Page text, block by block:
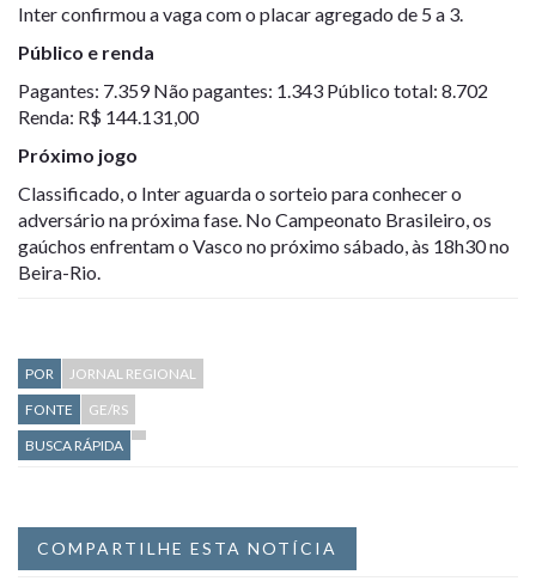
Inter confirmou a vaga com o placar agregado de 5 a 3.
Público e renda
Pagantes: 7.359 Não pagantes: 1.343 Público total: 8.702
Renda: R$ 144.131,00
Próximo jogo
Classificado, o Inter aguarda o sorteio para conhecer o
adversário na próxima fase. No Campeonato Brasileiro, os
gaúchos enfrentam o Vasco no próximo sábado, às 18h30 no
Beira-Rio.
POR
JORNAL REGIONAL
FONTE
GE/RS
BUSCA RÁPIDA
COMPARTILHE ESTA NOTÍCIA